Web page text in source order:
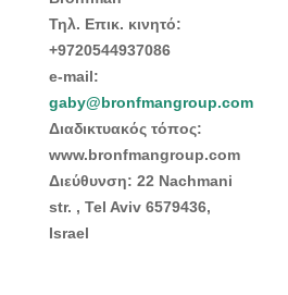
Τηλ. Επικ. κινητό:
+9720544937086
e-mail:
gaby@bronfmangroup.com
Διαδικτυακός τόπος:
www.bronfmangroup.com
Διεύθυνση: 22 Nachmani
str. , Tel Aviv 6579436,
Israel